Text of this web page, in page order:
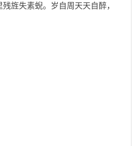
旌失素蜺。岁自周天天自醉，